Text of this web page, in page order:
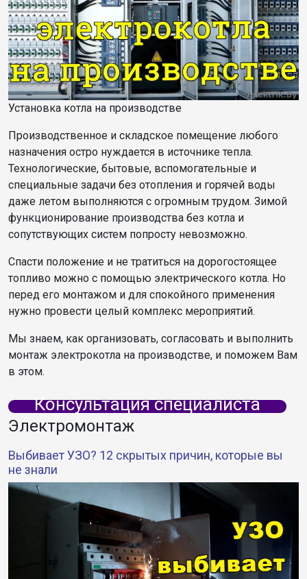
Установка котла на производстве
Производственное и складское помещение любого
назначения остро нуждается в источнике тепла.
Технологические, бытовые, вспомогательные и
специальные задачи без отопления и горячей воды
даже летом выполняются с огромным трудом. Зимой
функционирование производства без котла и
сопутствующих систем попросту невозможно.
Спасти положение и не тратиться на дорогостоящее
топливо можно с помощью электрического котла. Но
перед его монтажом и для спокойного применения
нужно провести целый комплекс мероприятий.
Мы знаем, как организовать, согласовать и выполнить
монтаж электрокотла на производстве, и поможем Вам
в этом.
Консультация специалиста
Электромонтаж
Выбивает УЗО? 12 скрытых причин, которые вы
не знали